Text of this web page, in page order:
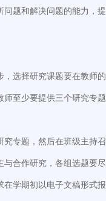
题和解决问题的能力，
选择研究课题要在教师
至少要提供三个研究专
专题，然后在班级主持
合作研究，各组选题要
学期初以电子文稿形式报